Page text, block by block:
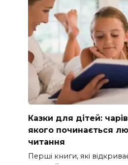
Казки для дітей:
якого починається
читання
Перші книги, які